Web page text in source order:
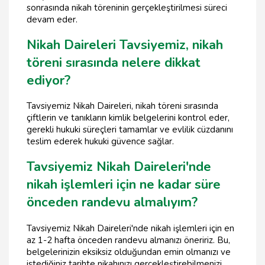
sonrasında nikah töreninin gerçekleştirilmesi süreci
devam eder.
Nikah Daireleri Tavsiyemiz, nikah
töreni sırasında nelere dikkat
ediyor?
Tavsiyemiz Nikah Daireleri, nikah töreni sırasında
çiftlerin ve tanıkların kimlik belgelerini kontrol eder,
gerekli hukuki süreçleri tamamlar ve evlilik cüzdanını
teslim ederek hukuki güvence sağlar.
Tavsiyemiz Nikah Daireleri'nde
nikah işlemleri için ne kadar süre
önceden randevu almalıyım?
Tavsiyemiz Nikah Daireleri'nde nikah işlemleri için en
az 1-2 hafta önceden randevu almanızı öneririz. Bu,
belgelerinizin eksiksiz olduğundan emin olmanızı ve